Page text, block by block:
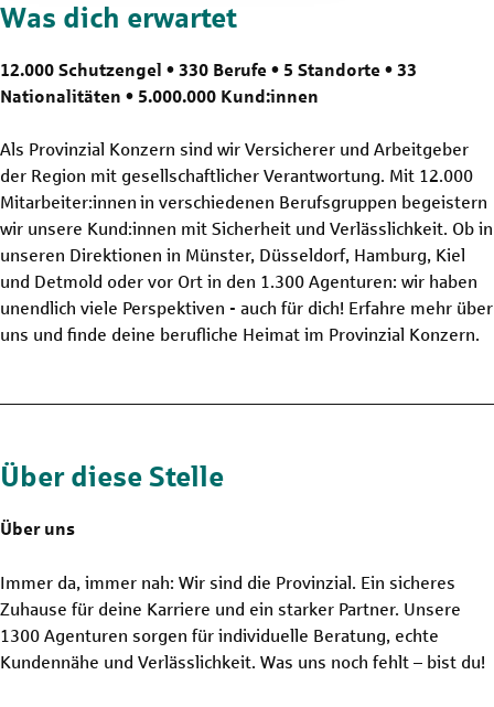
Was dich erwartet
12.000 Schutzengel • 330 Berufe • 5 Standorte • 33
Nationalitäten • 5.000.000 Kund:innen
Als Provinzial Konzern sind wir Versicherer und Arbeitgeber
der Region mit gesellschaftlicher Verantwortung. Mit 12.000
Mitarbeiter:innen in verschiedenen Berufsgruppen begeistern
wir unsere Kund:innen mit Sicherheit und Verlässlichkeit. Ob in
unseren Direktionen in Münster, Düsseldorf, Hamburg, Kiel
und Detmold oder vor Ort in den 1.300 Agenturen: wir haben
unendlich viele Perspektiven - auch für dich! Erfahre mehr über
uns und finde deine berufliche Heimat im Provinzial Konzern.
Über diese Stelle
Über uns
Immer da, immer nah: Wir sind die Provinzial. Ein sicheres
Zuhause für deine Karriere und ein starker Partner. Unsere
1300 Agenturen sorgen für individuelle Beratung, echte
Kundennähe und Verlässlichkeit. Was uns noch fehlt – bist du!